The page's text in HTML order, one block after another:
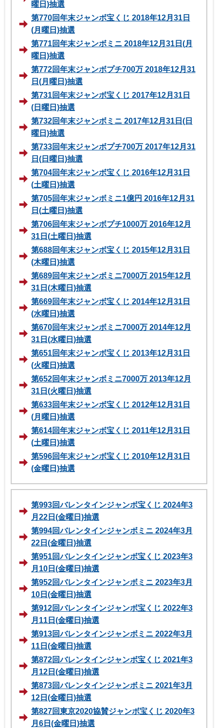
曜日)抽選
第770回年末ジャンボ宝くじ 2018年12月31日
(月曜日)抽選
第771回年末ジャンボミニ 2018年12月31日(月
曜日)抽選
第772回年末ジャンボプチ700万 2018年12月31
日(月曜日)抽選
第731回年末ジャンボ宝くじ 2017年12月31日
(日曜日)抽選
第732回年末ジャンボミニ 2017年12月31日(日
曜日)抽選
第733回年末ジャンボプチ700万 2017年12月31
日(日曜日)抽選
第704回年末ジャンボ宝くじ 2016年12月31日
(土曜日)抽選
第705回年末ジャンボミニ1億円 2016年12月31
日(土曜日)抽選
第706回年末ジャンボプチ1000万 2016年12月
31日(土曜日)抽選
第688回年末ジャンボ宝くじ 2015年12月31日
(木曜日)抽選
第689回年末ジャンボミニ7000万 2015年12月
31日(木曜日)抽選
第669回年末ジャンボ宝くじ 2014年12月31日
(水曜日)抽選
第670回年末ジャンボミニ7000万 2014年12月
31日(水曜日)抽選
第651回年末ジャンボ宝くじ 2013年12月31日
(火曜日)抽選
第652回年末ジャンボミニ7000万 2013年12月
31日(火曜日)抽選
第633回年末ジャンボ宝くじ 2012年12月31日
(月曜日)抽選
第614回年末ジャンボ宝くじ 2011年12月31日
(土曜日)抽選
第596回年末ジャンボ宝くじ 2010年12月31日
(金曜日)抽選
第993回バレンタインジャンボ宝くじ 2024年3
月22日(金曜日)抽選
第994回バレンタインジャンボミニ 2024年3月
22日(金曜日)抽選
第951回バレンタインジャンボ宝くじ 2023年3
月10日(金曜日)抽選
第952回バレンタインジャンボミニ 2023年3月
10日(金曜日)抽選
第912回バレンタインジャンボ宝くじ 2022年3
月11日(金曜日)抽選
第913回バレンタインジャンボミニ 2022年3月
11日(金曜日)抽選
第872回バレンタインジャンボ宝くじ 2021年3
月12日(金曜日)抽選
第873回バレンタインジャンボミニ 2021年3月
12日(金曜日)抽選
第827回東京2020協賛ジャンボ宝くじ 2020年3
月6日(金曜日)抽選